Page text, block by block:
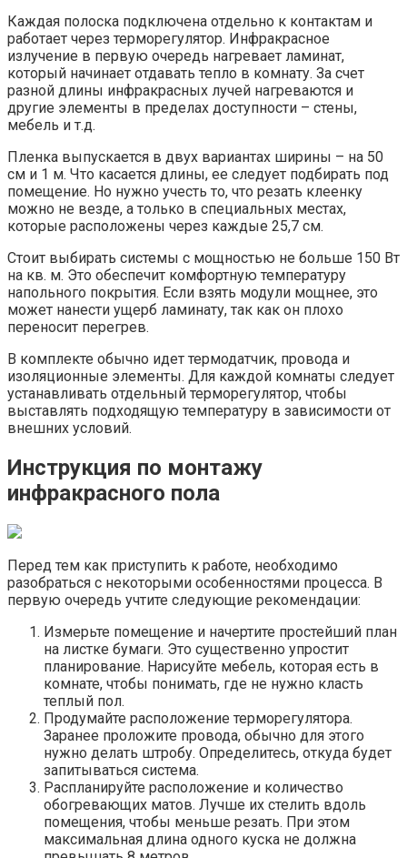
Каждая полоска подключена отдельно к контактам и
работает через терморегулятор. Инфракрасное
излучение в первую очередь нагревает ламинат,
который начинает отдавать тепло в комнату. За счет
разной длины инфракрасных лучей нагреваются и
другие элементы в пределах доступности – стены,
мебель и т.д.
Пленка выпускается в двух вариантах ширины – на 50
см и 1 м. Что касается длины, ее следует подбирать под
помещение. Но нужно учесть то, что резать клеенку
можно не везде, а только в специальных местах,
которые расположены через каждые 25,7 см.
Стоит выбирать системы с мощностью не больше 150 Вт
на кв. м. Это обеспечит комфортную температуру
напольного покрытия. Если взять модули мощнее, это
может нанести ущерб ламинату, так как он плохо
переносит перегрев.
В комплекте обычно идет термодатчик, провода и
изоляционные элементы. Для каждой комнаты следует
устанавливать отдельный терморегулятор, чтобы
выставлять подходящую температуру в зависимости от
внешних условий.
Инструкция по монтажу
инфракрасного пола
Перед тем как приступить к работе, необходимо
разобраться с некоторыми особенностями процесса. В
первую очередь учтите следующие рекомендации:
Измерьте помещение и начертите простейший план
на листке бумаги. Это существенно упростит
планирование. Нарисуйте мебель, которая есть в
комнате, чтобы понимать, где не нужно класть
теплый пол.
Продумайте расположение терморегулятора.
Заранее проложите провода, обычно для этого
нужно делать штробу. Определитесь, откуда будет
запитываться система.
Распланируйте расположение и количество
обогревающих матов. Лучше их стелить вдоль
помещения, чтобы меньше резать. При этом
максимальная длина одного куска не должна